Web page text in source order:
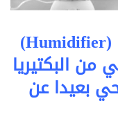
مع أجهزة ترطيب الهواء (‏Humidifier)
البكتيريا
‏بعيدا عن